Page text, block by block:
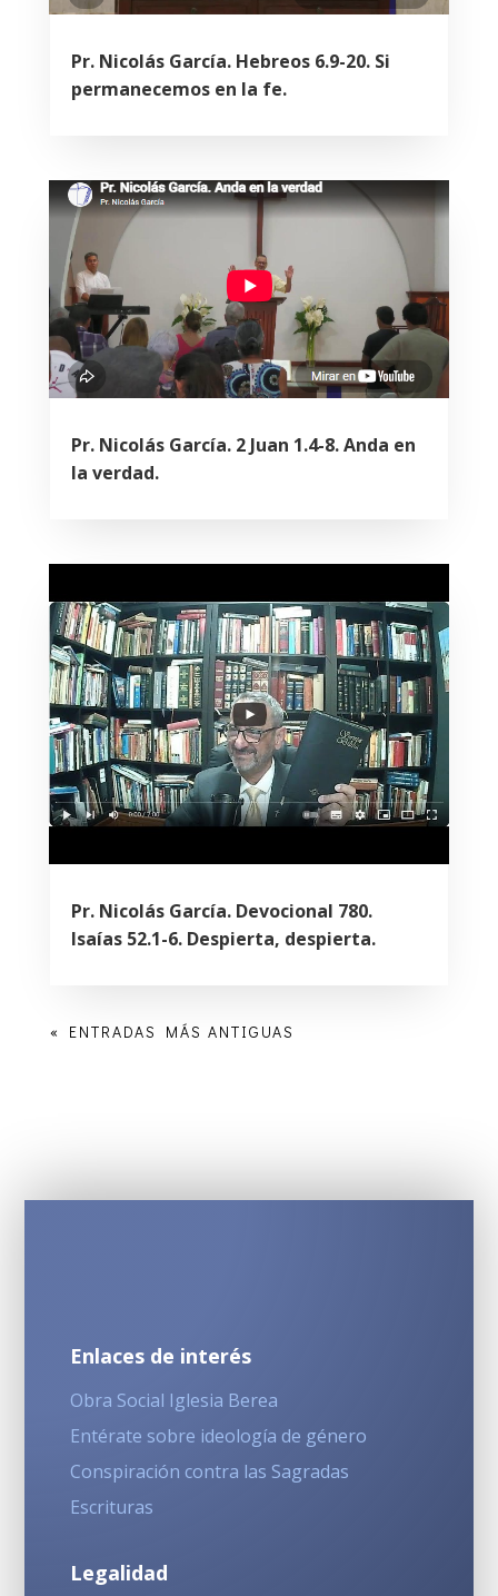
Pr. Nicolás García. Hebreos 6.9-20. Si
permanecemos en la fe.
Pr. Nicolás García. 2 Juan 1.4-8. Anda en
la verdad.
Pr. Nicolás García. Devocional 780.
Isaías 52.1-6. Despierta, despierta.
« ENTRADAS MÁS ANTIGUAS
Enlaces de interés
Obra Social Iglesia Berea
Entérate sobre ideología de género
Conspiración contra las Sagradas
Escrituras
Legalidad